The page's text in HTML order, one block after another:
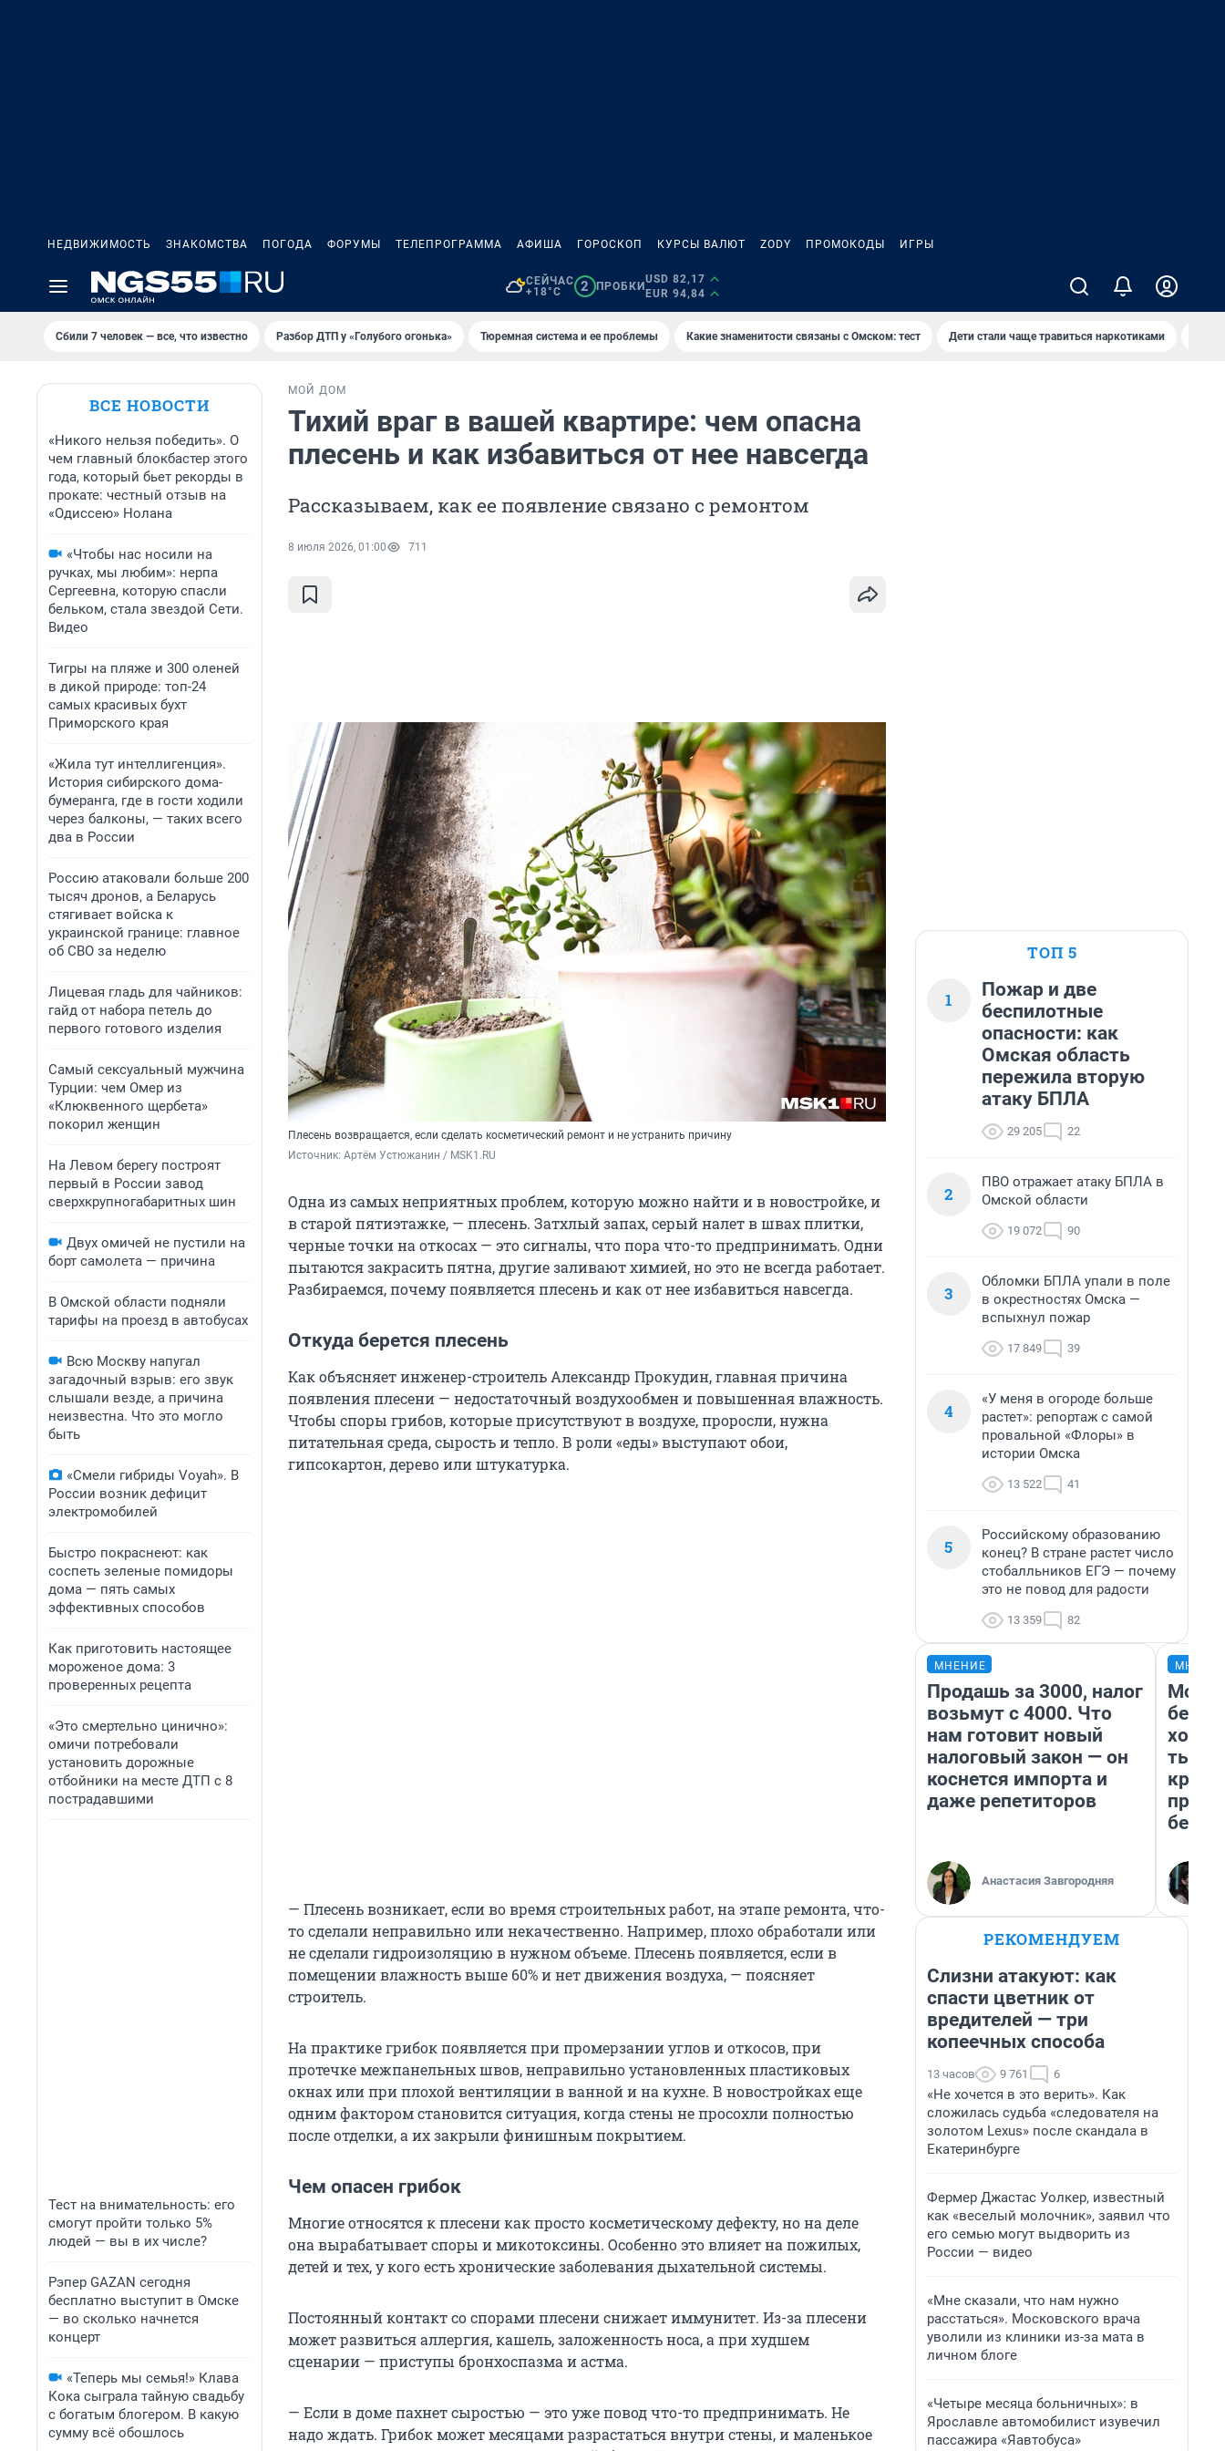
НЕДВИЖИМОСТЬ ЗНАКОМСТВА ПОГОДА ФОРУМЫ ТЕЛЕПРОГРАММА АФИША ГОРОСКОП КУРСЫ ВАЛЮТ ZODY ПРОМОКОДЫ ИГРЫ
СЕЙЧАС
+18°C
2 ПРОБКИ
USD 82,17
EUR 94,84
Сбили 7 человек — все, что известно Разбор ДТП у «Голубого огонька» Тюремная система и ее проблемы Какие знаменитости связаны с Омском: тест Дети стали чаще травиться наркотиками
ВСЕ НОВОСТИ
«Никого нельзя победить». О
чем главный блокбастер этого
года, который бьет рекорды в
прокате: честный отзыв на
«Одиссею» Нолана
«Чтобы нас носили на
ручках, мы любим»: нерпа
Сергеевна, которую спасли
бельком, стала звездой Сети.
Видео
Тигры на пляже и 300 оленей
в дикой природе: топ-24
самых красивых бухт
Приморского края
«Жила тут интеллигенция».
История сибирского дома-
бумеранга, где в гости ходили
через балконы, — таких всего
два в России
Россию атаковали больше 200
тысяч дронов, а Беларусь
стягивает войска к
украинской границе: главное
об СВО за неделю
Лицевая гладь для чайников:
гайд от набора петель до
первого готового изделия
Самый сексуальный мужчина
Турции: чем Омер из
«Клюквенного щербета»
покорил женщин
На Левом берегу построят
первый в России завод
сверхкрупногабаритных шин
Двух омичей не пустили на
борт самолета — причина
В Омской области подняли
тарифы на проезд в автобусах
Всю Москву напугал
загадочный взрыв: его звук
слышали везде, а причина
неизвестна. Что это могло
быть
«Смели гибриды Voyah». В
России возник дефицит
электромобилей
Быстро покраснеют: как
соспеть зеленые помидоры
дома — пять самых
эффективных способов
Как приготовить настоящее
мороженое дома: 3
проверенных рецепта
«Это смертельно цинично»:
омичи потребовали
установить дорожные
отбойники на месте ДТП с 8
пострадавшими
Тест на внимательность: его
смогут пройти только 5%
людей — вы в их числе?
Рэпер GAZAN сегодня
бесплатно выступит в Омске
— во сколько начнется
концерт
«Теперь мы семья!» Клава
Кока сыграла тайную свадьбу
с богатым блогером. В какую
сумму всё обошлось
МОЙ ДОМ
Тихий враг в вашей квартире: чем опасна
плесень и как избавиться от нее навсегда
Рассказываем, как ее появление связано с ремонтом
8 июля 2026, 01:00 711
Плесень возвращается, если сделать косметический ремонт и не устранить причину
Источник: Артём Устюжанин / MSK1.RU
Одна из самых неприятных проблем, которую можно найти и в новостройке, и
в старой пятиэтажке, — плесень. Затхлый запах, серый налет в швах плитки,
черные точки на откосах — это сигналы, что пора что-то предпринимать. Одни
пытаются закрасить пятна, другие заливают химией, но это не всегда работает.
Разбираемся, почему появляется плесень и как от нее избавиться навсегда.
Откуда берется плесень
Как объясняет инженер-строитель Александр Прокудин, главная причина
появления плесени — недостаточный воздухообмен и повышенная влажность.
Чтобы споры грибов, которые присутствуют в воздухе, проросли, нужна
питательная среда, сырость и тепло. В роли «еды» выступают обои,
гипсокартон, дерево или штукатурка.
— Плесень возникает, если во время строительных работ, на этапе ремонта, что-
то сделали неправильно или некачественно. Например, плохо обработали или
не сделали гидроизоляцию в нужном объеме. Плесень появляется, если в
помещении влажность выше 60% и нет движения воздуха, — поясняет
строитель.
На практике грибок появляется при промерзании углов и откосов, при
протечке межпанельных швов, неправильно установленных пластиковых
окнах или при плохой вентиляции в ванной и на кухне. В новостройках еще
одним фактором становится ситуация, когда стены не просохли полностью
после отделки, а их закрыли финишным покрытием.
Чем опасен грибок
Многие относятся к плесени как просто косметическому дефекту, но на деле
она вырабатывает споры и микотоксины. Особенно это влияет на пожилых,
детей и тех, у кого есть хронические заболевания дыхательной системы.
Постоянный контакт со спорами плесени снижает иммунитет. Из-за плесени
может развиться аллергия, кашель, заложенность носа, а при худшем
сценарии — приступы бронхоспазма и астма.
— Если в доме пахнет сыростью — это уже повод что-то предпринимать. Не
надо ждать. Грибок может месяцами разрастаться внутри стены, и маленькое
ТОП 5
1
Пожар и две
беспилотные
опасности: как
Омская область
пережила вторую
атаку БПЛА
29 205 22
2
ПВО отражает атаку БПЛА в
Омской области
19 072 90
3
Обломки БПЛА упали в поле
в окрестностях Омска —
вспыхнул пожар
17 849 39
4
«У меня в огороде больше
растет»: репортаж с самой
провальной «Флоры» в
истории Омска
13 522 41
5
Российскому образованию
конец? В стране растет число
стобалльников ЕГЭ — почему
это не повод для радости
13 359 82
МНЕНИЕ
Продашь за 3000, налог
возьмут с 4000. Что
нам готовит новый
налоговый закон — он
коснется импорта и
даже репетиторов
Анастасия Завгородняя
Мой
РЕКОМЕНДУЕМ
Слизни атакуют: как
спасти цветник от
вредителей — три
копеечных способа
13 часов 9 761 6
«Не хочется в это верить». Как
сложилась судьба «следователя на
золотом Lexus» после скандала в
Екатеринбурге
Фермер Джастас Уолкер, известный
как «веселый молочник», заявил что
его семью могут выдворить из
России — видео
«Мне сказали, что нам нужно
расстаться». Московского врача
уволили из клиники из-за мата в
личном блоге
«Четыре месяца больничных»: в
Ярославле автомобилист изувечил
пассажира «Яавтобуса»